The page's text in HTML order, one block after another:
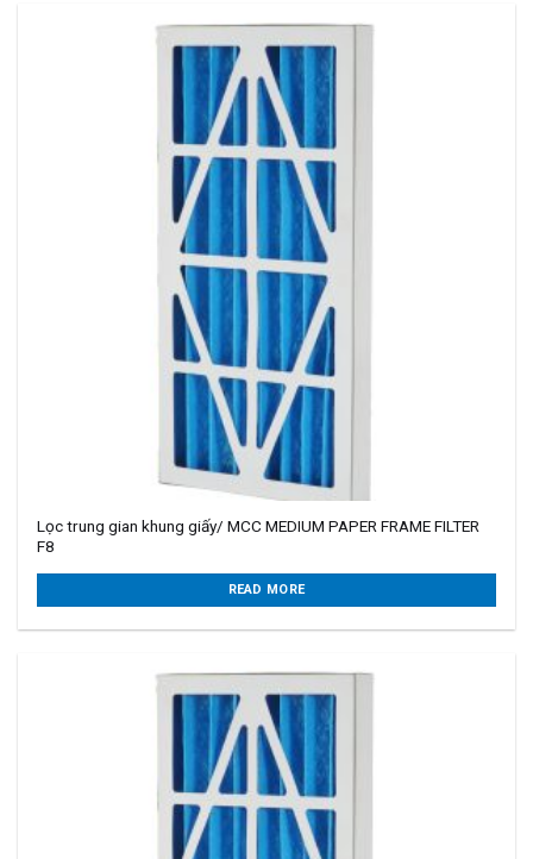
Lọc trung gian khung giấy/ MCC MEDIUM PAPER FRAME FILTER
F8
READ MORE